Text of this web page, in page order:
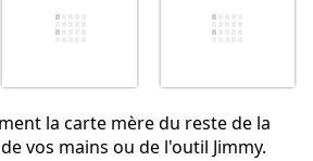
la carte mère du reste de la
vos mains ou de l'outil Jimmy.